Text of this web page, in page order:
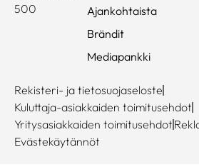
500
Ajankohtaista
Brändit
Mediapankki
Rekisteri- ja tietosuojaseloste
Kuluttaja-asiakkaiden toimitusehdot
Yritysasiakkaiden toimitusehdot
Evästekäytännöt